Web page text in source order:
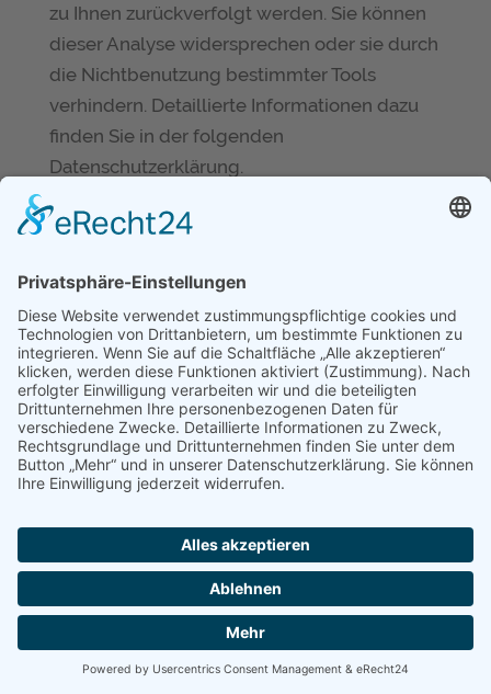
zu Ihnen zurückverfolgt werden. Sie können
dieser Analyse widersprechen oder sie durch
die Nichtbenutzung bestimmter Tools
verhindern. Detaillierte Informationen dazu
finden Sie in der folgenden
Datenschutzerklärung.
Sie können dieser Analyse widersprechen.
werden wir Sie in dieser
Datenschutzerklärung informieren.
Hosting
Externes Hosting
Diese Website wird bei einem externen
Dienstleister gehostet (Hoster). Die
Website erfasst werden, werden auf den
Servern des Hosters gespeichert. Hierbei
kann es sich v. a. um IP-Adressen,
Kontaktanfragen, Meta- und
Kommunikationsdaten, Vertragsdaten,